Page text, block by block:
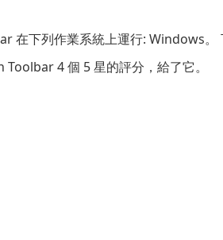
在下列作業系統上運行: Windows。
4 個 5 星的評分，給了它。